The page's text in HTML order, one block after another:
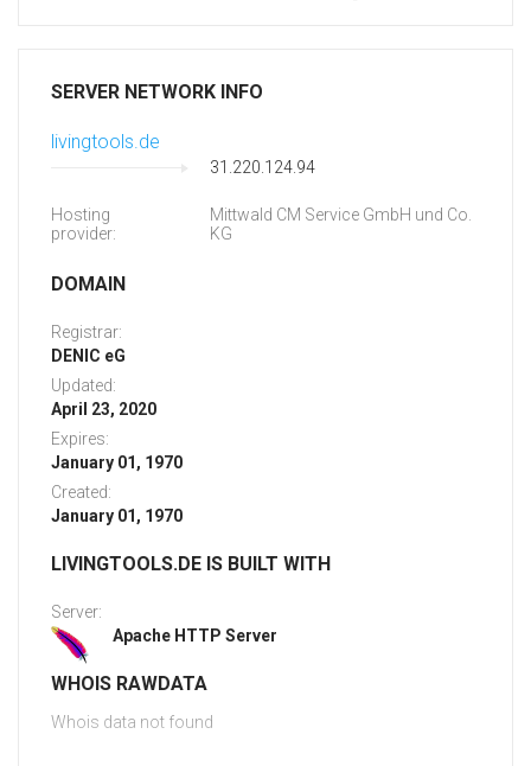
SERVER NETWORK INFO
livingtools.de
31.220.124.94
Hosting
provider:
Mittwald CM Service GmbH und Co.
KG
DOMAIN
Registrar:
DENIC eG
Updated:
April 23, 2020
Expires:
January 01, 1970
Created:
January 01, 1970
LIVINGTOOLS.DE IS BUILT WITH
Server:
Apache HTTP Server
WHOIS RAWDATA
Whois data not found